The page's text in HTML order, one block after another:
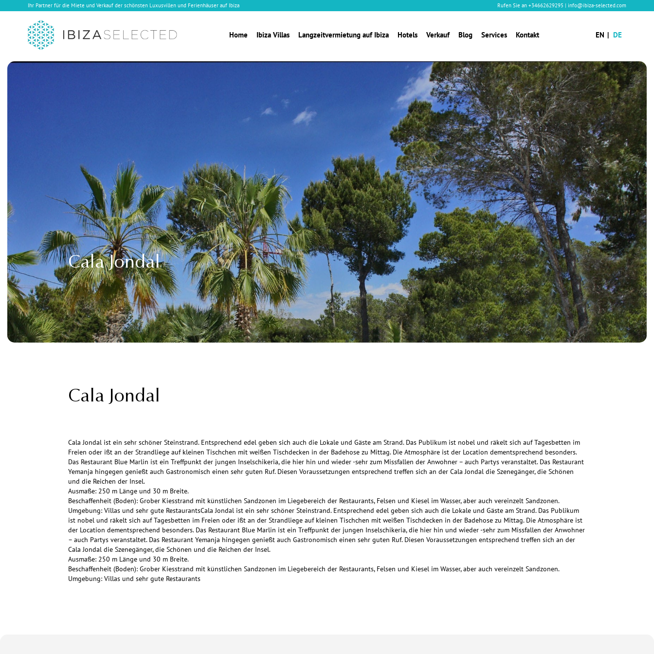
Ihr Partner für die Miete und Verkauf der schönsten Luxusvillen und Ferienhäuser auf Ibiza Rufen Sie an +34662629295 | info@ibiza-selected.com
Home Ibiza Villas Langzeitvermietung auf Ibiza Hotels Verkauf Blog Services Kontakt EN DE
Cala Jondal
Cala Jondal
Cala Jondal ist ein sehr schöner Steinstrand. Entsprechend edel geben sich auch die Lokale und Gäste am Strand. Das Publikum ist nobel und räkelt sich auf Tagesbetten im
Freien oder ißt an der Strandliege auf kleinen Tischchen mit weißen Tischdecken in der Badehose zu Mittag. Die Atmosphäre ist der Location dementsprechend besonders.
Das Restaurant Blue Marlin ist ein Treffpunkt der jungen Inselschikeria, die hier hin und wieder -sehr zum Missfallen der Anwohner – auch Partys veranstaltet. Das Restaurant
Yemanja hingegen genießt auch Gastronomisch einen sehr guten Ruf. Diesen Voraussetzungen entsprechend treffen sich an der Cala Jondal die Szenegänger, die Schönen
und die Reichen der Insel.
Ausmaße: 250 m Länge und 30 m Breite.
Beschaffenheit (Boden): Grober Kiesstrand mit künstlichen Sandzonen im Liegebereich der Restaurants, Felsen und Kiesel im Wasser, aber auch vereinzelt Sandzonen.
Umgebung: Villas und sehr gute RestaurantsCala Jondal ist ein sehr schöner Steinstrand. Entsprechend edel geben sich auch die Lokale und Gäste am Strand. Das Publikum
ist nobel und räkelt sich auf Tagesbetten im Freien oder ißt an der Strandliege auf kleinen Tischchen mit weißen Tischdecken in der Badehose zu Mittag. Die Atmosphäre ist
der Location dementsprechend besonders. Das Restaurant Blue Marlin ist ein Treffpunkt der jungen Inselschikeria, die hier hin und wieder -sehr zum Missfallen der Anwohner
– auch Partys veranstaltet. Das Restaurant Yemanja hingegen genießt auch Gastronomisch einen sehr guten Ruf. Diesen Voraussetzungen entsprechend treffen sich an der
Cala Jondal die Szenegänger, die Schönen und die Reichen der Insel.
Ausmaße: 250 m Länge und 30 m Breite.
Beschaffenheit (Boden): Grober Kiesstrand mit künstlichen Sandzonen im Liegebereich der Restaurants, Felsen und Kiesel im Wasser, aber auch vereinzelt Sandzonen.
Umgebung: Villas und sehr gute Restaurants